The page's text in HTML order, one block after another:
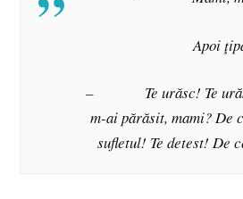
Apoi
– Te urăsc! Te
m-ai părăsit, mami? De
sufletul! Te detest! De